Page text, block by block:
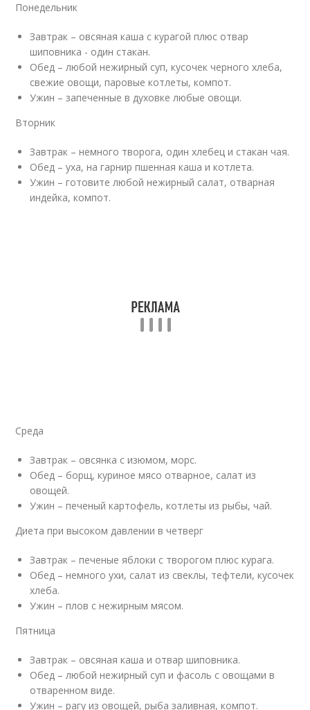
Понедельник
Завтрак – овсяная каша с курагой плюс отвар
шиповника - один стакан.
Обед – любой нежирный суп, кусочек черного хлеба,
свежие овощи, паровые котлеты, компот.
Ужин – запеченные в духовке любые овощи.
Вторник
Завтрак – немного творога, один хлебец и стакан чая.
Обед – уха, на гарнир пшенная каша и котлета.
Ужин – готовите любой нежирный салат, отварная
индейка, компот.
Среда
Завтрак – овсянка с изюмом, морс.
Обед – борщ, куриное мясо отварное, салат из
овощей.
Ужин – печеный картофель, котлеты из рыбы, чай.
Диета при высоком давлении в четверг
Завтрак – печеные яблоки с творогом плюс курага.
Обед – немного ухи, салат из свеклы, тефтели, кусочек
хлеба.
Ужин – плов с нежирным мясом.
Пятница
Завтрак – овсяная каша и отвар шиповника.
Обед – любой нежирный суп и фасоль с овощами в
отваренном виде.
Ужин – рагу из овощей, рыба заливная, компот.